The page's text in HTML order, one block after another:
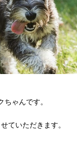
ゃんです。
ていただきます。